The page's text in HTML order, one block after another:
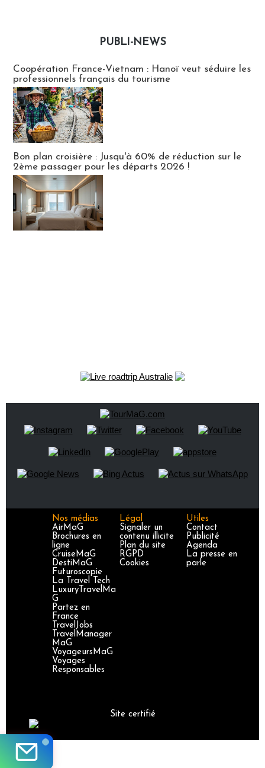
PUBLI-NEWS
Coopération France-Vietnam : Hanoï veut séduire les
professionnels français du tourisme
Bon plan croisière : Jusqu'à 60% de réduction sur le
2ème passager pour les départs 2026 !
Nos médias
AirMaG
Brochures en
ligne
CruiseMaG
DestiMaG
Futuroscopie
La Travel Tech
LuxuryTravelMa
G
Partez en
France
TravelJobs
TravelManager
MaG
VoyageursMaG
Voyages
Responsables
Légal
Signaler un
contenu illicite
Plan du site
RGPD
Cookies
Utiles
Contact
Publicité
Agenda
La presse en
parle
Site certifié